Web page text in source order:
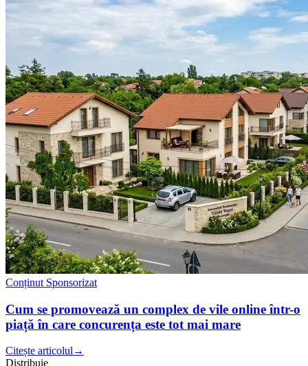
Conținut Sponsorizat
Cum se promovează un complex de vile online într-o
piață în care concurența este tot mai mare
Citește articolul →
Distribuie